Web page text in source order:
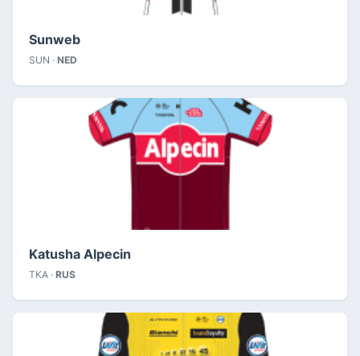
Sunweb
SUN · NED
Katusha Alpecin
TKA · RUS